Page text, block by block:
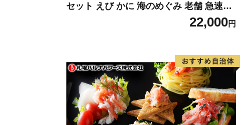
セット えび かに 海のめぐみ 老舗 急速冷
凍 レンチン 時短 簡単調理 食品 加工品 ご
飯 お弁当 おにぎり お茶漬け お取り寄せ
22,000円